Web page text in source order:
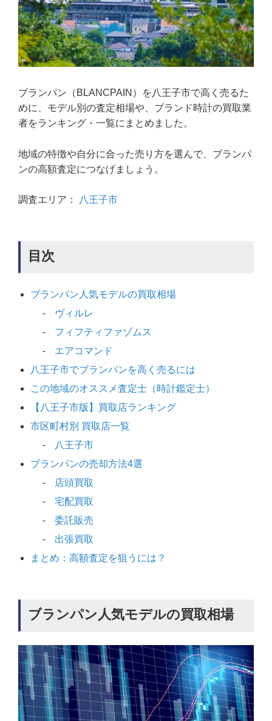
ブランパン（BLANCPAIN）を八王子市で高く売るた
めに、モデル別の査定相場や、ブランド時計の買取業
者をランキング・一覧にまとめました。
地域の特徴や自分に合った売り方を選んで、ブランパ
ンの高額査定につなげましょう。
調査エリア： 八王子市
目次
ブランパン人気モデルの買取相場
ヴィルレ
フィフティファゾムス
エアコマンド
八王子市でブランパンを高く売るには
この地域のオススメ査定士（時計鑑定士）
【八王子市版】買取店ランキング
市区町村別 買取店一覧
八王子市
ブランパンの売却方法4選
店頭買取
宅配買取
委託販売
出張買取
まとめ：高額査定を狙うには？
ブランパン人気モデルの買取相場